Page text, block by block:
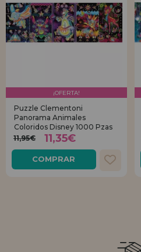
¡OFERTA!
Puzzle Clementoni
Panorama Animales
Coloridos Disney 1000 Pzas
11,95€
11,35€
COMPRAR